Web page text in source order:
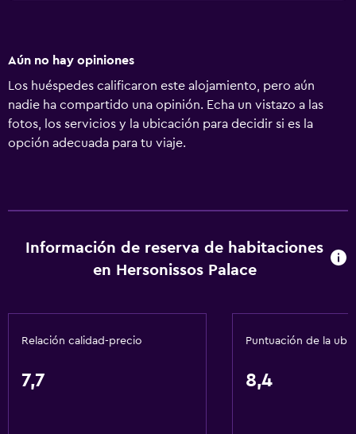
Aún no hay opiniones
Los huéspedes calificaron este alojamiento, pero aún
nadie ha compartido una opinión. Echa un vistazo a las
fotos, los servicios y la ubicación para decidir si es la
opción adecuada para tu viaje.
Información de reserva de habitaciones
en Hersonissos Palace
Relación calidad-precio
7,7
Puntuación de la
8,4